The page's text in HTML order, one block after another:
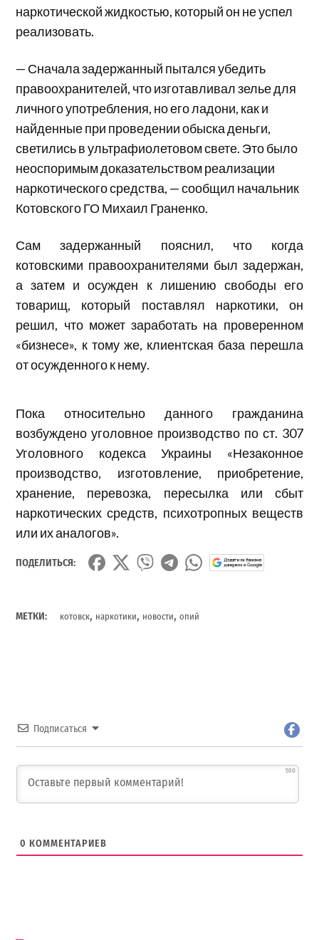
наркотической жидкостью, который он не успел
реализовать.
— Сначала задержанный пытался убедить
правоохранителей, что изготавливал зелье для
личного употребления, но его ладони, как и
найденные при проведении обыска деньги,
светились в ультрафиолетовом свете. Это было
неоспоримым доказательством реализации
наркотического средства, — сообщил начальник
Котовского ГО Михаил Граненко.
Сам задержанный пояснил, что когда
котовскими правоохранителями был задержан,
а затем и осужден к лишению свободы его
товарищ, который поставлял наркотики, он
решил, что может заработать на проверенном
«бизнесе», к тому же, клиентская база перешла
от осужденного к нему.
Пока относительно данного гражданина
возбуждено уголовное производство по ст. 307
Уголовного кодекса Украины «Незаконное
производство, изготовление, приобретение,
хранение, перевозка, пересылка или сбыт
наркотических средств, психотропных веществ
или их аналогов».
ПОДЕЛИТЬСЯ:
МЕТКИ: котовск, наркотики, новости,опий
Подписаться
500
0 КОММЕНТАРИЕВ